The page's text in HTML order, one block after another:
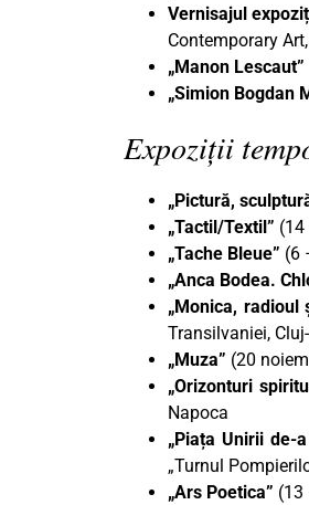
Vernisajul
Contemporary
„Manon
„Simion Bogdan
Expoziții
„Pictură,
„Tactil/Textil”
„Tache Bleue” (6
„Anca Bodea.
„Monica, radioul
Transilvaniei,
„Muza” (20
„Orizonturi
Napoca
„Piața Unirii de-
„Turnul
„Ars Poetica” (13